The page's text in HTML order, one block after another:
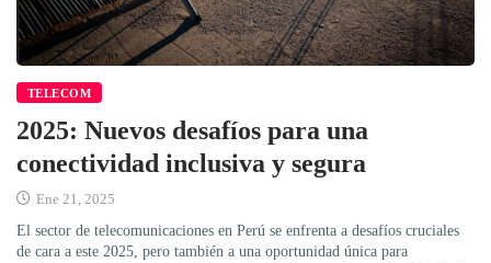
TELECOM
2025: Nuevos desafíos para una
conectividad inclusiva y segura
Ene 21, 2025
El sector de telecomunicaciones en Perú se enfrenta a desafíos cruciales
de cara a este 2025, pero también a una oportunidad única para